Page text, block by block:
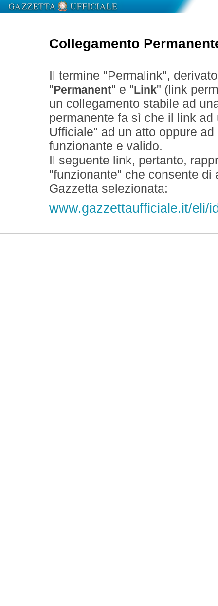
Collegamento
Il termine "Permalink",
" Permanent" e " Link" (link
un collegamento stabile ad
permanente fa sì che il link
Ufficiale" ad un atto oppure
funzionante e valido.
Il seguente link, pertanto,
"funzionante" che consente
Gazzetta selezionata:
www.gazzettaufficiale.it/eli/